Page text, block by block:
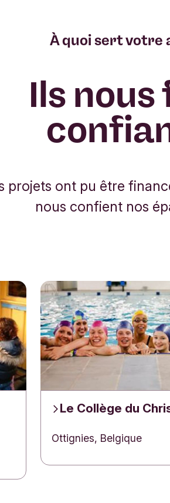
et nom de famille
à votre question.
02 548 28 10
Ils
À quoi sert votre
projets ont pu être
nous confient nos
Le Collège du
Ottignies, Belgique